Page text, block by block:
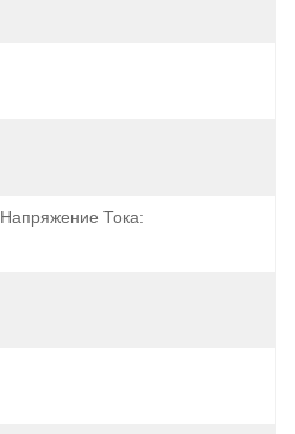
Тока: